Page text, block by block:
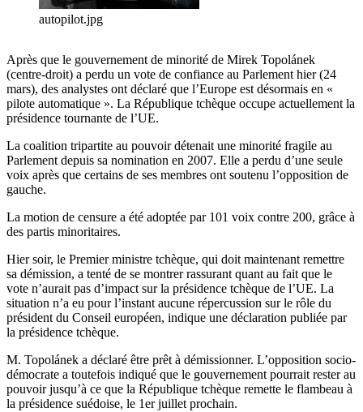
autopilot.jpg
Après que le gouvernement de minorité de Mirek Topolánek
(centre-droit) a perdu un vote de confiance au Parlement hier (24
mars), des analystes ont déclaré que l’Europe est désormais en «
pilote automatique ». La République tchèque occupe actuellement la
présidence tournante de l’UE.
La coalition tripartite au pouvoir détenait une minorité fragile au
Parlement depuis sa nomination en 2007. Elle a perdu d’une seule
voix après que certains de ses membres ont soutenu l’opposition de
gauche.
La motion de censure a été adoptée par 101 voix contre 200, grâce à
des partis minoritaires.
Hier soir, le Premier ministre tchèque, qui doit maintenant remettre
sa démission, a tenté de se montrer rassurant quant au fait que le
vote n’aurait pas d’impact sur la présidence tchèque de l’UE. La
situation n’a eu pour l’instant aucune répercussion sur le rôle du
président du Conseil européen, indique une déclaration publiée par
la présidence tchèque.
M. Topolánek a déclaré être prêt à démissionner. L’opposition socio-
démocrate a toutefois indiqué que le gouvernement pourrait rester au
pouvoir jusqu’à ce que la République tchèque remette le flambeau à
la présidence suédoise, le 1er juillet prochain.